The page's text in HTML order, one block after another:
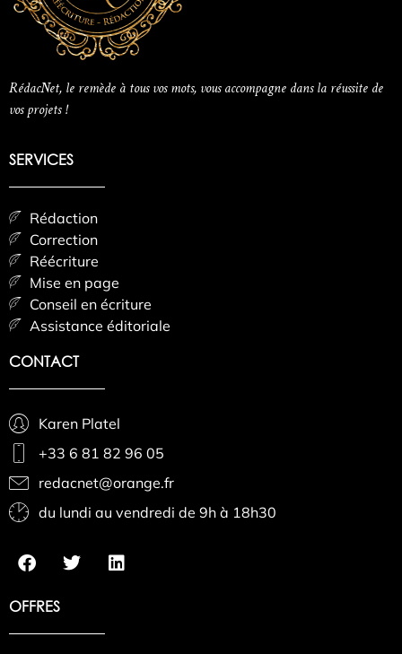
RédacNet, le remède à tous vos mots, vous accompagne dans la réussite de
vos projets !
SERVICES
Rédaction
Correction
Réécriture
Mise en page
Conseil en écriture
Assistance éditoriale
CONTACT
Karen Platel
+33 6 81 82 96 05
redacnet@orange.fr
du lundi au vendredi de 9h à 18h30
OFFRES